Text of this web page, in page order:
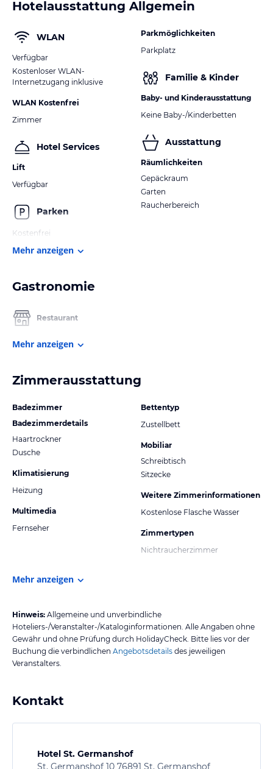
Hotelausstattung Allgemein
WLAN
Verfügbar
Kostenloser WLAN-
Internetzugang inklusive
WLAN Kostenfrei
Zimmer
Hotel Services
Lift
Verfügbar
Parken
Kostenfrei
Parkmöglichkeiten
Parkplatz
Familie & Kinder
Baby- und Kinderausstattung
Keine Baby-/Kinderbetten
Ausstattung
Räumlichkeiten
Gepäckraum
Garten
Raucherbereich
Mehr anzeigen
Gastronomie
Restaurant
Mehr anzeigen
Zimmerausstattung
Badezimmer
Badezimmerdetails
Haartrockner
Dusche
Klimatisierung
Heizung
Multimedia
Fernseher
Bettentyp
Zustellbett
Mobiliar
Schreibtisch
Sitzecke
Weitere Zimmerinformationen
Kostenlose Flasche Wasser
Zimmertypen
Nichtraucherzimmer
Mehr anzeigen
Hinweis: Allgemeine und unverbindliche
Hoteliers-/Veranstalter-/Kataloginformationen. Alle Angaben ohne
Gewähr und ohne Prüfung durch HolidayCheck. Bitte lies vor der
Buchung die verbindlichen Angebotsdetails des jeweiligen
Veranstalters.
Kontakt
Hotel St. Germanshof
St. Germanshof 10 76891 St. Germanshof